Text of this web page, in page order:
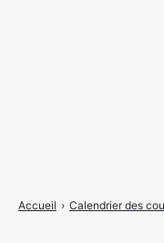
Accueil ›